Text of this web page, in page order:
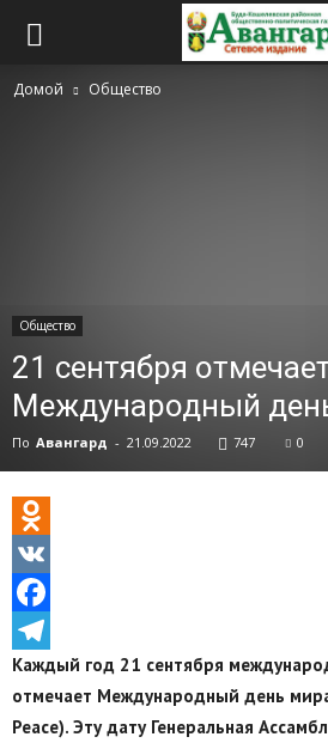
Домой Общество
Общество
21 сентября
Международный
По Авангард - 21.09.2022 747 0
Odnoklassniki
VK
Facebook
Telegram
Каждый год 21 сентября
отмечает Международный день
Peace). Эту дату Генеральная